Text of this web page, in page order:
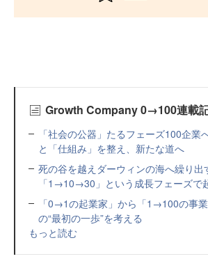
Growth Company 0→100連載
「社会の公器」たるフェーズ100企業
と「仕組み」を整え、新たな道へ
死の谷を越えダーウィンの海へ繰り出
「1→10→30」という成長フェーズで
「0→1の起業家」から「1→100の事
の“最初の一歩”を考える
もっと読む